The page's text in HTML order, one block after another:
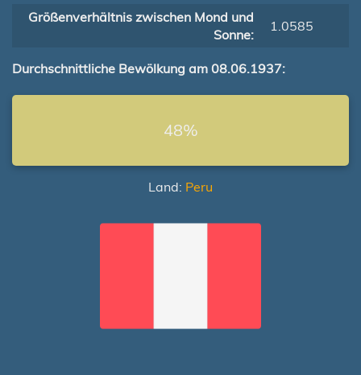
Größenverhältnis zwischen Mond und
Sonne:
1.0585
Durchschnittliche Bewölkung am 08.06.1937:
48%
Land: Peru